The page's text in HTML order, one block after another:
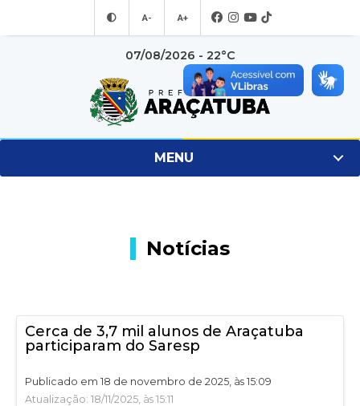
A- A+
07/08/2026 - 22°C
MENU
Notícias
Cerca de 3,7 mil alunos de Araçatuba
participaram do Saresp
Publicado em 18 de novembro de 2025, às 15:09
Atualização: 18/11/2025, às 15:11